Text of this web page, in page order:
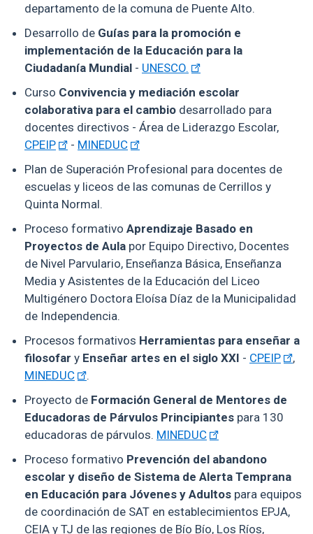
departamento de la comuna de Puente Alto.
Desarrollo de Guías para la promoción e
implementación de la Educación para la
Ciudadanía Mundial - UNESCO.
Curso Convivencia y mediación escolar
colaborativa para el cambio desarrollado para
docentes directivos - Área de Liderazgo Escolar,
CPEIP
- MINEDUC
Plan de Superación Profesional para docentes de
escuelas y liceos de las comunas de Cerrillos y
Quinta Normal.
Proceso formativo Aprendizaje Basado en
Proyectos de Aula por Equipo Directivo, Docentes
de Nivel Parvulario, Enseñanza Básica, Enseñanza
Media y Asistentes de la Educación del Liceo
Multigénero Doctora Eloísa Díaz de la Municipalidad
de Independencia.
Procesos formativos Herramientas para enseñar a
filosofar y Enseñar artes en el siglo XXI - CPEIP
,
MINEDUC
.
Proyecto de Formación General de Mentores de
Educadoras de Párvulos Principiantes para 130
educadoras de párvulos. MINEDUC
Proceso formativo Prevención del abandono
escolar y diseño de Sistema de Alerta Temprana
en Educación para Jóvenes y Adultos para equipos
de coordinación de SAT en establecimientos EPJA,
CEIA y TJ de las regiones de Bío Bío, Los Ríos,